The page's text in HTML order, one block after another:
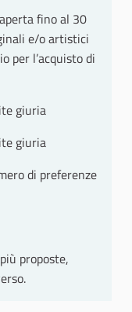
fino al 30
e/o artistici
per l’acquisto di
giuria
giuria
di preferenze
proposte,